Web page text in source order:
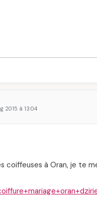
2015 à 13:04
coiffeuses à Oran, je te